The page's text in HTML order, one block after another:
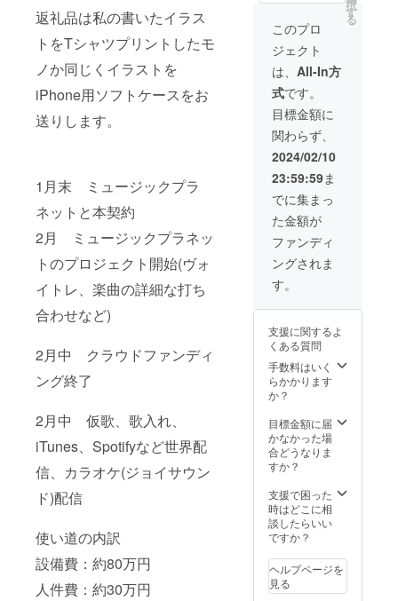
返礼品は私の書いたイラス
トをTシャツプリントしたモ
ノか同じくイラストを
iPhone用ソフトケースをお
送りします。
1月末 ミュージックプラ
ネットと本契約
2月 ミュージックプラネッ
トのプロジェクト開始(ヴォ
イトレ、楽曲の詳細な打ち
合わせなど)
2月中 クラウドファンディ
ング終了
2月中 仮歌、歌入れ、
iTunes、Spotifyなど世界配
信、カラオケ(ジョイサウン
ド)配信
使い道の内訳
設備費：約80万円
人件費：約30万円
違いな
い様に
発注願
いま
す。 イ
ラスト
はラン
ダムで
す。
択
す
る
このプロ
ジェクト
は、 All-In方
式です。
目標金額に
関わらず、
2024/02/10
23:59:59ま
でに集まっ
た金額が
ファンディ
ングされま
す。
支援に関するよ
くある質問
手数料はいく
らかかります
か？
目標金額に届
かなかった場
合どうなりま
すか？
支援で困った
時はどこに相
談したらいい
ですか？
ヘルプページを
見る